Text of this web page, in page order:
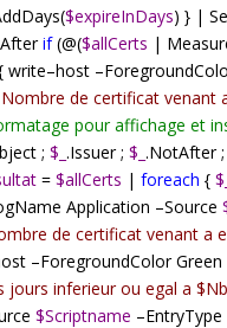
$expireInDays) } |
if(@($allCerts |
write–host –
Nombre de certificat venant
pour affichage et
;$_ .Issuer ;$_ .NotAfter ;
= $allCerts | foreach {$_
Application –Source
de certificat venant a
–ForegroundColor Green
jours inferieur ou egal a
$Scriptname –